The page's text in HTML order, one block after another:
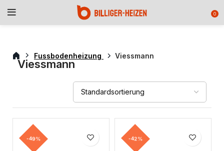
0
Fussbodenheizung Viessmann
Viessmann
-49% -42%